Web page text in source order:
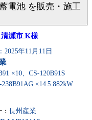
電池 を販売・施工
瀬市 K様
2025年11月11日
×10、CS-120B91S
238B91AG ×14 5.882kW
長州産業